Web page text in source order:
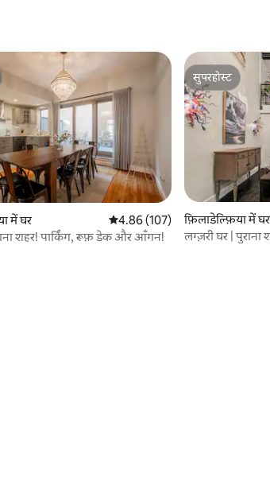
में घर औसत रेटिंग 5 में से 4.86, 107
4.86 (107)
शहर! पार्किंग, रूफ़ डेक और आँगन!
सुपरहोस्ट
सुपरहोस्ट
फ़िलाडेल्फ़िया में घर
लग्ज़री घर | पुराना